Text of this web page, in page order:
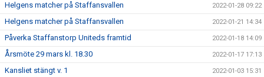
Helgens matcher på Staffansvallen 2022-01-28 09:22
Helgens matcher på Staffansvallen 2022-01-21 14:34
Påverka Staffanstorp Uniteds framtid 2022-01-18 14:09
Årsmöte 29 mars kl. 18.30 2022-01-17 17:13
Kansliet stängt v. 1 2022-01-03 15:31